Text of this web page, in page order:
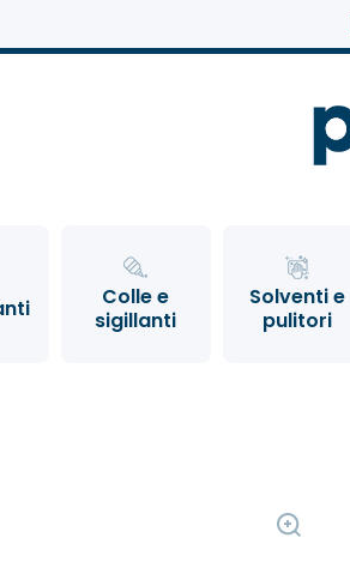
Colle e
sigillanti
Solventi e
pulitori